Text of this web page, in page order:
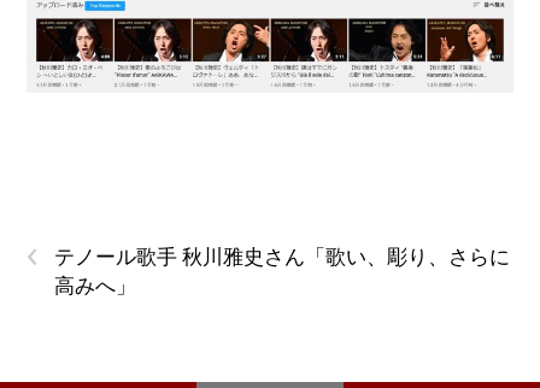
‹
テノール歌手 秋川雅史さん「歌い、彫り、さらに
高みへ」